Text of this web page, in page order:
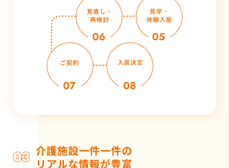
介護施設一件一件の
リアルな情報が豊富